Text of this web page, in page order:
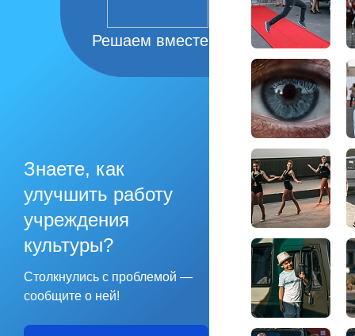
Решаем вместе
Знаете, как
улучшить работу
учреждения
культуры?
Столкнулись с проблемой —
сообщите о ней!